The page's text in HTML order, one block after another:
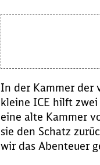
In der Kammer der
kleine ICE hilft
eine alte Kammer
sie den Schatz
wir das Abenteuer